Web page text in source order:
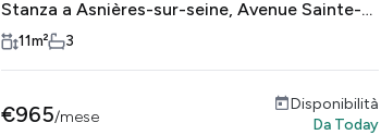
Stanza a Asnières-sur-seine, Avenue Sainte-
Anne
11m² 3
€965/mese
Disponibilità
Da Today